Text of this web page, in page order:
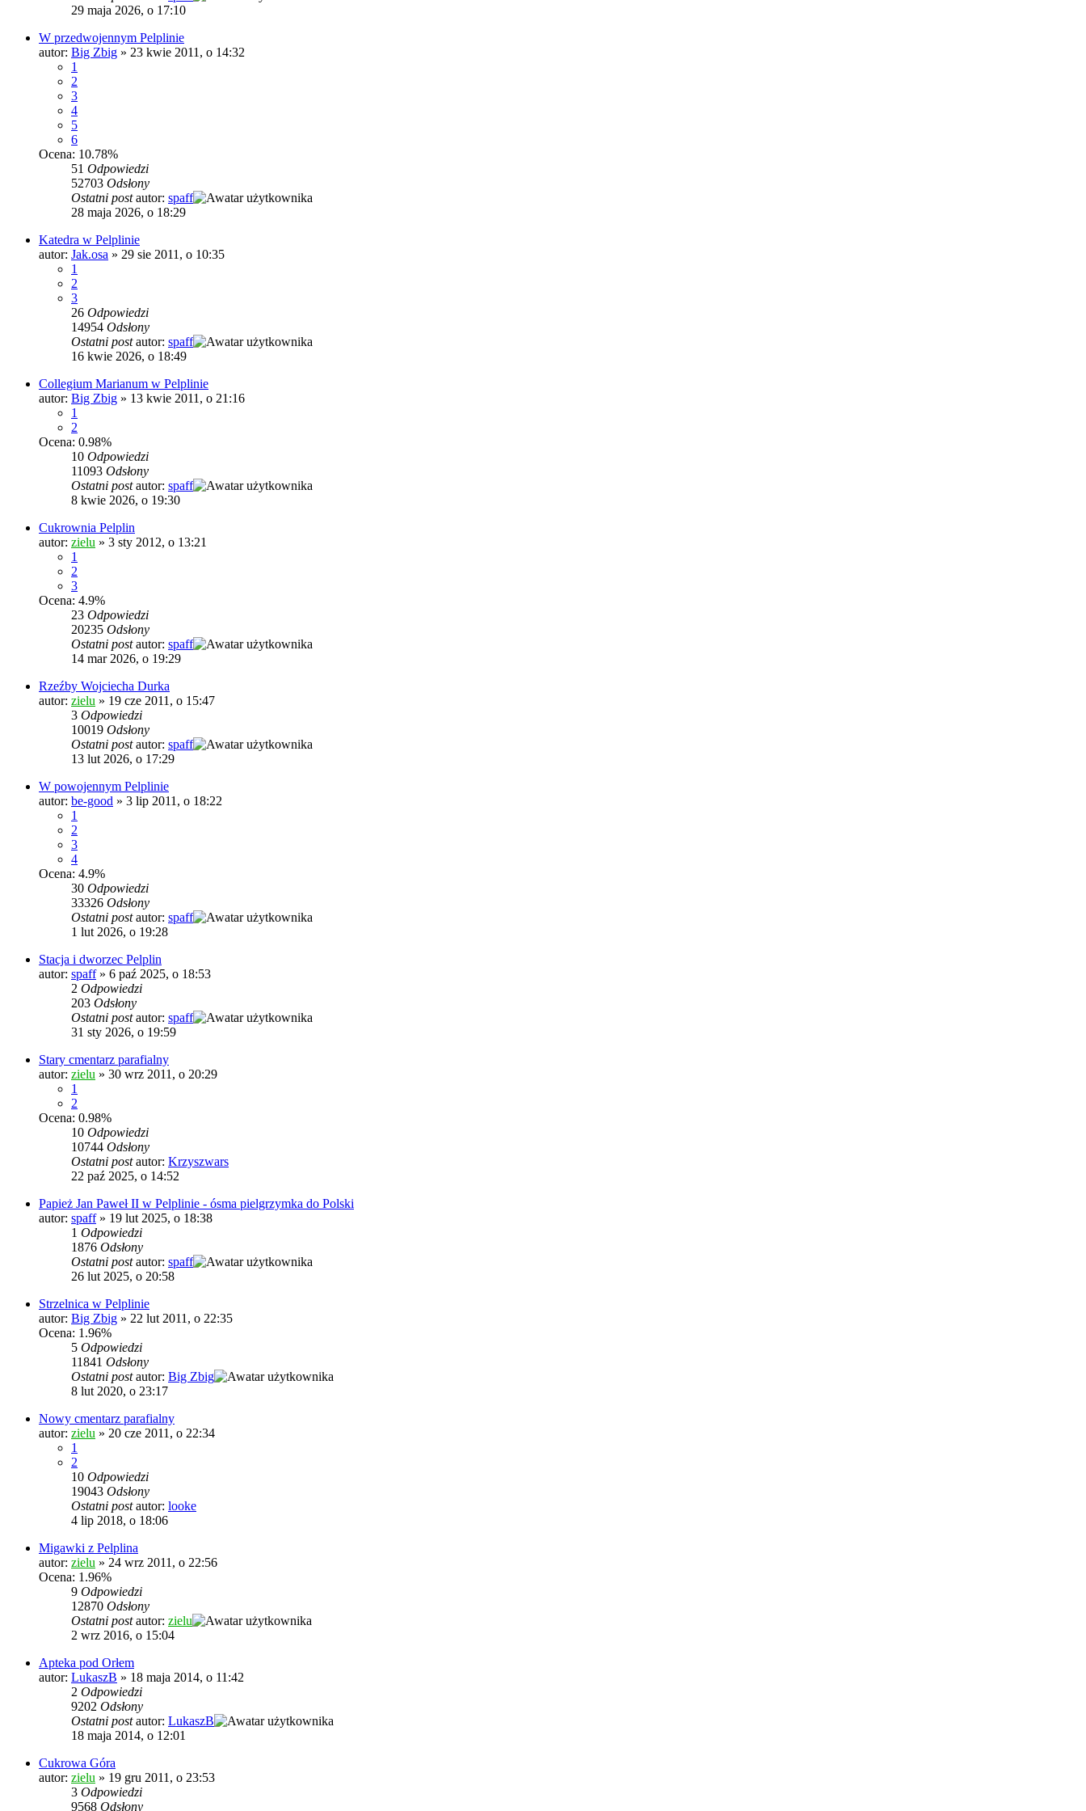
29 maja 2026, o 17:10
W przedwojennym Pelplinie
autor: Big Zbig » 23 kwie 2011, o 14:32
1
2
3
4
5
6
Ocena: 10.78%
51 Odpowiedzi
52703 Odsłony
Ostatni postautor: spaff
28 maja 2026, o 18:29
Katedra w Pelplinie
autor: Jak.osa » 29 sie 2011, o 10:35
1
2
3
26 Odpowiedzi
14954 Odsłony
Ostatni postautor: spaff
16 kwie 2026, o 18:49
Collegium Marianum w Pelplinie
autor: Big Zbig » 13 kwie 2011, o 21:16
1
2
Ocena: 0.98%
10 Odpowiedzi
11093 Odsłony
Ostatni postautor: spaff
8 kwie 2026, o 19:30
Cukrownia Pelplin
autor: zielu » 3 sty 2012, o 13:21
1
2
3
Ocena: 4.9%
23 Odpowiedzi
20235 Odsłony
Ostatni postautor: spaff
14 mar 2026, o 19:29
Rzeźby Wojciecha Durka
autor: zielu » 19 cze 2011, o 15:47
3 Odpowiedzi
10019 Odsłony
Ostatni postautor: spaff
13 lut 2026, o 17:29
W powojennym Pelplinie
autor: be-good » 3 lip 2011, o 18:22
1
2
3
4
Ocena: 4.9%
30 Odpowiedzi
33326 Odsłony
Ostatni postautor: spaff
1 lut 2026, o 19:28
Stacja i dworzec Pelplin
autor: spaff» 6 paź 2025, o 18:53
2 Odpowiedzi
203 Odsłony
Ostatni postautor: spaff
31 sty 2026, o 19:59
Stary cmentarz parafialny
autor: zielu » 30 wrz 2011, o 20:29
1
2
Ocena: 0.98%
10 Odpowiedzi
10744 Odsłony
Ostatni postautor: Krzyszwars
22 paź 2025, o 14:52
Papież Jan Paweł II w Pelplinie - ósma pielgrzymka do Polski
autor: spaff» 19 lut 2025, o 18:38
1 Odpowiedzi
1876 Odsłony
Ostatni postautor: spaff
26 lut 2025, o 20:58
Strzelnica w Pelplinie
autor: Big Zbig » 22 lut 2011, o 22:35
Ocena: 1.96%
5 Odpowiedzi
11841 Odsłony
Ostatni postautor: Big Zbig
8 lut 2020, o 23:17
Nowy cmentarz parafialny
autor: zielu » 20 cze 2011, o 22:34
1
2
10 Odpowiedzi
19043 Odsłony
Ostatni postautor: looke
4 lip 2018, o 18:06
Migawki z Pelplina
autor: zielu » 24 wrz 2011, o 22:56
Ocena: 1.96%
9 Odpowiedzi
12870 Odsłony
Ostatni postautor: zielu
2 wrz 2016, o 15:04
Apteka pod Orłem
autor: LukaszB » 18 maja 2014, o 11:42
2 Odpowiedzi
9202 Odsłony
Ostatni postautor: LukaszB
18 maja 2014, o 12:01
Cukrowa Góra
autor: zielu » 19 gru 2011, o 23:53
3 Odpowiedzi
9568 Odsłony